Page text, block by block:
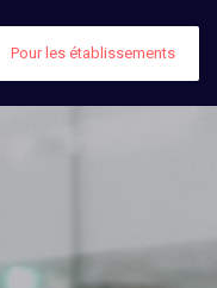
Pour les établissements